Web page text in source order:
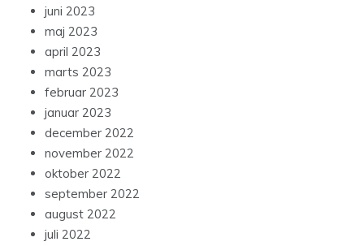
juni 2023
maj 2023
april 2023
marts 2023
februar 2023
januar 2023
december 2022
november 2022
oktober 2022
september 2022
august 2022
juli 2022